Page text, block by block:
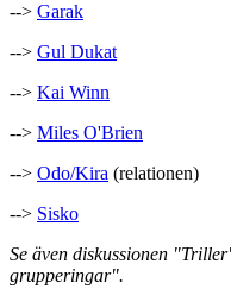
--> Garak
--> Gul Dukat
--> Kai Winn
--> Miles O'Brien
--> Odo/Kira (relationen)
--> Sisko
Se även diskussionen
grupperingar".